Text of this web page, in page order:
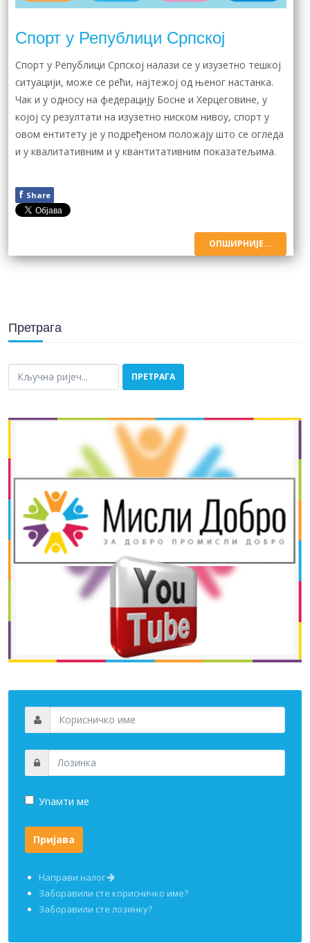
Спорт у Републици Српској
Спорт у Републици Српској налази се у изузетно тешкој
ситуацији, може се рећи, најтежој од њеног настанка.
Чак и у односу на федерацију Босне и Херцеговине, у
којој су резултати на изузетно ниском нивоу, спорт у
овом ентитету је у подређеном положају што се огледа
и у квалитативним и у квантитативним показатељима.
f Share
ОПШИРНИЈЕ...
Претрага
тражи... ПРЕТРАГА
Упамти ме
Направи налог
Заборавили сте корисничко име?
Заборавили сте лозинку?